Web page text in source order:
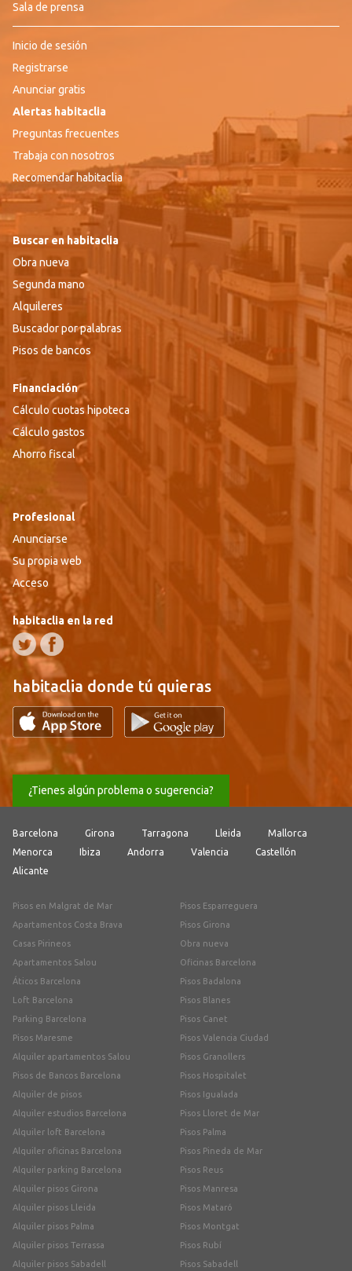
Sala de prensa
Inicio de sesión
Registrarse
Anunciar gratis
Alertas habitaclia
Preguntas frecuentes
Trabaja con nosotros
Recomendar habitaclia
Buscar en habitaclia
Obra nueva
Segunda mano
Alquileres
Buscador por palabras
Pisos de bancos
Financiación
Cálculo cuotas hipoteca
Cálculo gastos
Ahorro fiscal
Profesional
Anunciarse
Su propia web
Acceso
habitaclia en la red
habitaclia donde tú quieras
¿Tienes algún problema o sugerencia?
Barcelona Girona Tarragona Lleida
Mallorca
Menorca
Ibiza Andorra Valencia
Castellón
Alicante
Pisos en Malgrat de Mar
Apartamentos Costa Brava
Casas Pirineos
Apartamentos Salou
Áticos Barcelona
Loft Barcelona
Parking Barcelona
Pisos Maresme
Alquiler apartamentos Salou
Pisos de Bancos Barcelona
Alquiler de pisos
Alquiler estudios Barcelona
Alquiler loft Barcelona
Alquiler oficinas Barcelona
Alquiler parking Barcelona
Alquiler pisos Girona
Alquiler pisos Lleida
Alquiler pisos Palma
Alquiler pisos Terrassa
Alquiler pisos Sabadell
Pisos Esparreguera
Pisos Girona
Obra nueva
Oficinas Barcelona
Pisos Badalona
Pisos Blanes
Pisos Canet
Pisos Valencia Ciudad
Pisos Granollers
Pisos Hospitalet
Pisos Igualada
Pisos Lloret de Mar
Pisos Palma
Pisos Pineda de Mar
Pisos Reus
Pisos Manresa
Pisos Mataró
Pisos Montgat
Pisos Rubí
Pisos Sabadell